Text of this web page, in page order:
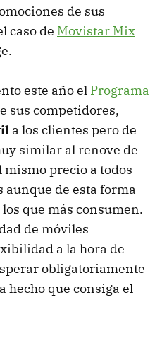
de sus
caso de Movistar Mix
este año el Programa
sus competidores,
a los clientes pero de
similar al renove de
mismo precio a todos
de esta forma
que más consumen.
de móviles
a la hora de
obligatoriamente
hecho que consiga el